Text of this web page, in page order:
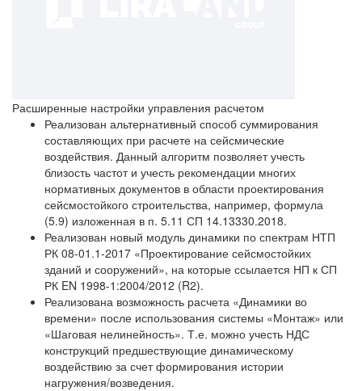
Расширенные настройки управления расчетом
Реализован альтернативный способ суммирования
составляющих при расчете на сейсмические
воздействия. Данный алгоритм позволяет учесть
близость частот и учесть рекомендации многих
нормативных документов в области проектирования
сейсмостойкого строительства, например, формула
(5.9) изложенная в п. 5.11 СП 14.13330.2018.
Реализован новый модуль динамики по спектрам НТП
РК 08-01.1-2017 «Проектирование сейсмостойких
зданий и сооружений», на которые ссылается НП к СП
РК EN 1998-1:2004/2012 (R2).
Реализована возможность расчета «Динамики во
времени» после использования системы «Монтаж» или
«Шаговая нелинейность». Т.е. можно учесть НДС
конструкций предшествующие динамическому
воздействию за счет формирования истории
нагружения/возведения.